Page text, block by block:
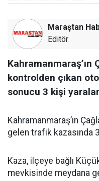
Maraştan
Editör
kontrolden çıkan
sonucu 3 kişi
Kahramanmaraş’ın
gelen trafik kazasında
Kaza, ilçeye bağlı
mevkisinde meydana